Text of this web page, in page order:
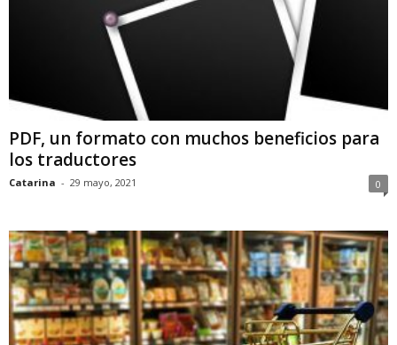
PDF, un formato con muchos beneficios para
los traductores
Catarina - 29 mayo, 2021 0